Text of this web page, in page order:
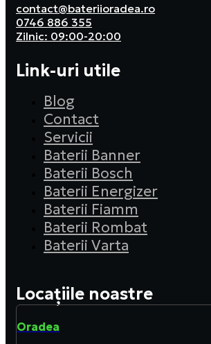
contact@bateriioradea.ro
0746 886 355
Zilnic: 09:00-20:00
Link-uri utile
Blog
Contact
Servicii
Baterii Banner
Baterii Bosch
Baterii Energizer
Baterii Fiamm
Baterii Rombat
Baterii Varta
Locațiile noastre
Oradea